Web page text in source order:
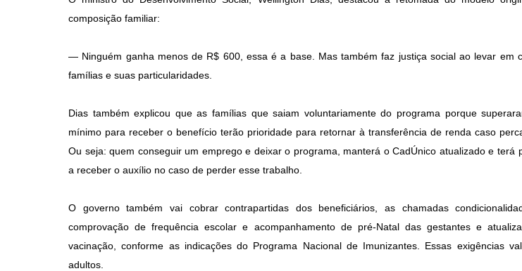
composição familiar:
― Ninguém ganha menos de R$ 600, essa é a base. Mas também faz justiça social ao levar em
famílias e suas particularidades.
Dias também explicou que as famílias que saiam voluntariamente do programa porque
mínimo para receber o benefício terão prioridade para retornar à transferência de renda caso
Ou seja: quem conseguir um emprego e deixar o programa, manterá o CadÚnico atualizado e terá
a receber o auxílio no caso de perder esse trabalho.
O governo também vai cobrar contrapartidas dos beneficiários, as chamadas
comprovação de frequência escolar e acompanhamento de pré-Natal das gestantes e
vacinação, conforme as indicações do Programa Nacional de Imunizantes. Essas exigências
adultos.